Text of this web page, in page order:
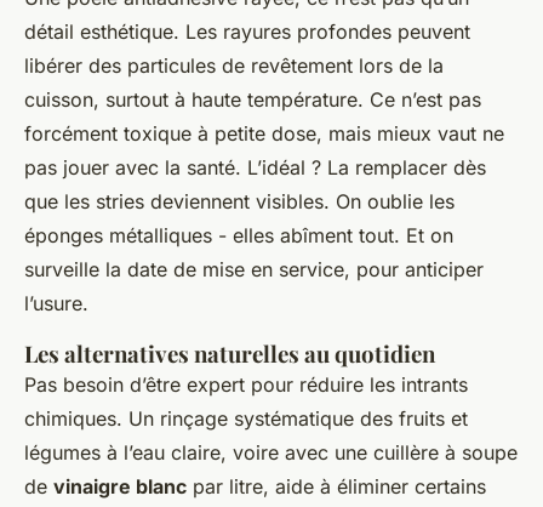
détail esthétique. Les rayures profondes peuvent
libérer des particules de revêtement lors de la
cuisson, surtout à haute température. Ce n’est pas
forcément toxique à petite dose, mais mieux vaut ne
pas jouer avec la santé. L’idéal ? La remplacer dès
que les stries deviennent visibles. On oublie les
éponges métalliques - elles abîment tout. Et on
surveille la date de mise en service, pour anticiper
l’usure.
Les alternatives naturelles au quotidien
Pas besoin d’être expert pour réduire les intrants
chimiques. Un rinçage systématique des fruits et
légumes à l’eau claire, voire avec une cuillère à soupe
de vinaigre blanc par litre, aide à éliminer certains